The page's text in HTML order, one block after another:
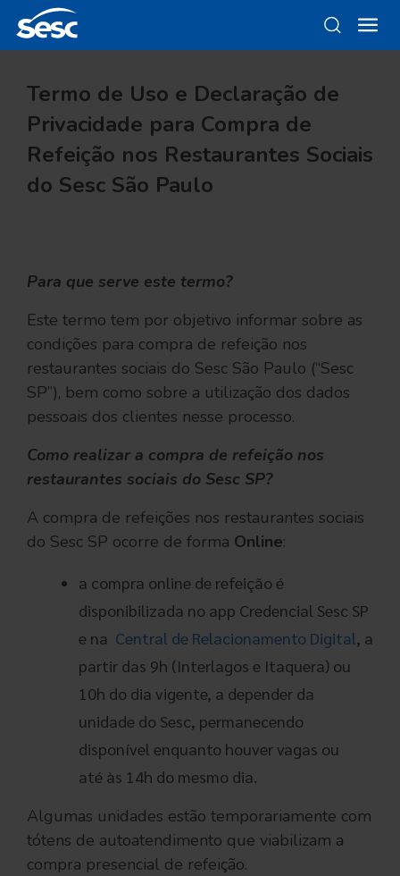
Termo de Uso e Declaração de
Privacidade para Compra de
Refeição nos Restaurantes Sociais
do Sesc São Paulo
Para que serve este termo?
Este termo tem por objetivo informar sobre as
condições para compra de refeição nos
restaurantes sociais do Sesc São Paulo (“Sesc
SP”), bem como sobre a utilização dos dados
pessoais dos clientes nesse processo.
Como realizar a compra de refeição nos
restaurantes sociais do Sesc SP?
A compra de refeições nos restaurantes sociais
do Sesc SP ocorre de forma Online:
a compra online de refeição é
disponibilizada no app Credencial Sesc SP
e na Central de Relacionamento Digital, a
partir das 9h (Interlagos e Itaquera) ou
10h do dia vigente, a depender da
unidade do Sesc, permanecendo
disponível enquanto houver vagas ou
até às 14h do mesmo dia.
Algumas unidades estão temporariamente com
tótens de autoatendimento que viabilizam a
compra presencial de refeição.